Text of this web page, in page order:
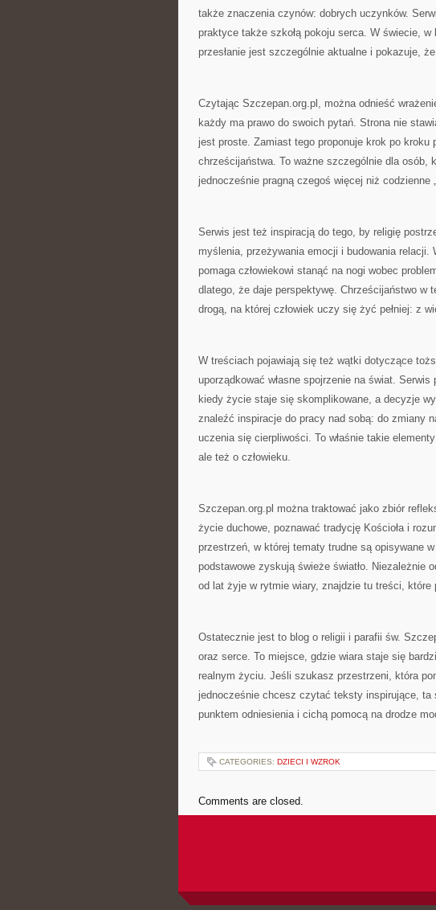
także znaczenia czynów: dobrych uczynków.
praktyce także szkołą pokoju serca. W świecie, w
przesłanie jest szczególnie aktualne i pokazuje,
Czytając Szczepan.org.pl, można odnieść
każdy ma prawo do swoich pytań. Strona nie
jest proste. Zamiast tego proponuje krok po kroku
chrześcijaństwa. To ważne szczególnie dla osób,
jednocześnie pragną czegoś więcej niż codzienne
Serwis jest też inspiracją do tego, by religię
myślenia, przeżywania emocji i budowania
pomaga człowiekowi stanąć na nogi wobec
dlatego, że daje perspektywę. Chrześcijaństwo w
drogą, na której człowiek uczy się żyć pełniej: z
W treściach pojawiają się też wątki dotyczące
uporządkować własne spojrzenie na świat.
kiedy życie staje się skomplikowane, a decyzje
znaleźć inspiracje do pracy nad sobą: do zmiany
uczenia się cierpliwości. To właśnie takie
ale też o człowieku.
Szczepan.org.pl można traktować jako zbiór
życie duchowe, poznawać tradycję Kościoła i
przestrzeń, w której tematy trudne są opisywane
podstawowe zyskują świeże światło.
od lat żyje w rytmie wiary, znajdzie tu treści, które
Ostatecznie jest to blog o religii i parafii św.
oraz serce. To miejsce, gdzie wiara staje się
realnym życiu. Jeśli szukasz przestrzeni, która
jednocześnie chcesz czytać teksty inspirujące, ta
punktem odniesienia i cichą pomocą na drodze
CATEGORIES: DZIECI I WZROK
Comments are closed.